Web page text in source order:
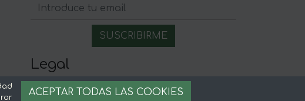
Legal
Aviso legal
Términos y condiciones
ACEPTAR TODAS LAS COOKIES